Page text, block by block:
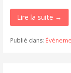
Lire la suite →
Publié dans: